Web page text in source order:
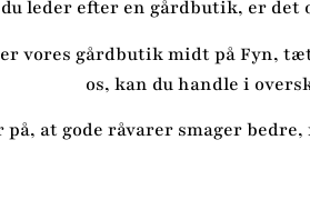
leder efter en gårdbutik, er
vores gårdbutik midt på Fyn,
os, kan du handle i
at gode råvarer smager